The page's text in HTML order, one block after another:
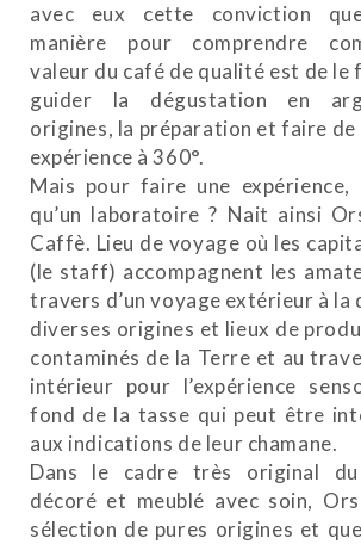
avec eux cette conviction
manière pour comprendre
valeur du café de qualité est de le
guider la dégustation en
origines, la préparation et faire de
expérience à 360°.
Mais pour faire une expérience,
qu’un laboratoire ? Nait ainsi
Caffè. Lieu de voyage où les
(le staff) accompagnent les
travers d’un voyage extérieur à la
diverses origines et lieux de
contaminés de la Terre et au
intérieur pour l’expérience
fond de la tasse qui peut être
aux indications de leur chamane.
Dans le cadre très original
décoré et meublé avec soin,
sélection de pures origines et